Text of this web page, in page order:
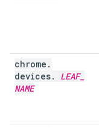
chrome .
devices. LEAF_
NAME